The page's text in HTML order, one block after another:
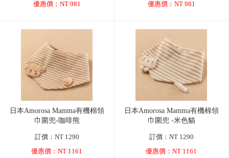
品牌故事
客服專區
優惠價：NT 981
優惠價：NT 981
日本Amorosa Mamma有機棉領
巾圍兜-咖啡熊
訂價：NT 1290
優惠價：NT 1161
日本Amorosa Mamma有機棉領
巾圍兜 -米色貓
訂價：NT 1290
優惠價：NT 1161